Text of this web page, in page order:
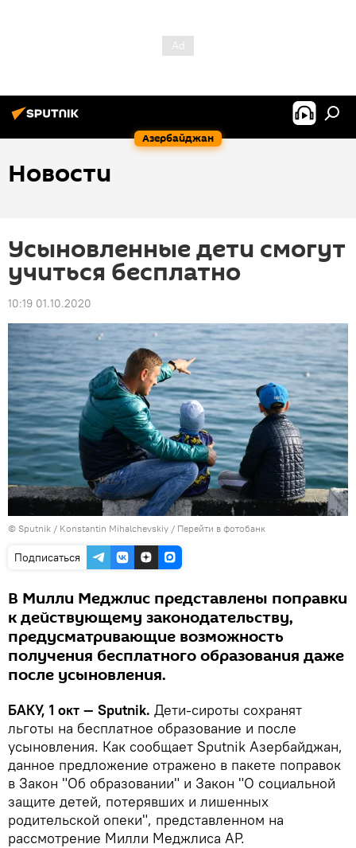
Азербайджан
Новости
Усыновленные дети смогут
учиться бесплатно
10:19 01.10.2020
© Sputnik / Konstantin Mihalchevskiy / Перейти в фотобанк
Подписаться
В Милли Меджлис представлены поправки
к действующему законодательству,
предусматривающие возможность
получения бесплатного образования даже
после усыновления.
БАКУ, 1 окт — Sputnik. Дети-сироты сохранят
льготы на бесплатное образование и после
усыновления. Как сообщает Sputnik Азербайджан,
данное предложение отражено в пакете поправок
в Закон "Об образовании" и Закон "О социальной
защите детей, потерявших и лишенных
родительской опеки", представленном на
рассмотрение Милли Меджлиса АР.